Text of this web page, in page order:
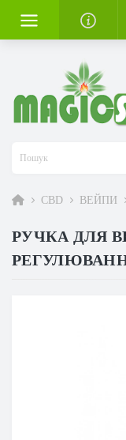
CBD ВЕЙПИ
РУЧКА ДЛЯ